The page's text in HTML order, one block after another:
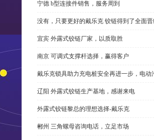
宁德 b型连接件销售，服务周到
没有，只要更好的戴乐克 铰链得到了全面
宜宾 外露式铰链厂家，以质取胜
南京 可调式支撑杆选择，赢得客户
戴乐克锁具助力充电桩安全再进一步，电动
辽阳 外露式铰链生产基地，感谢来电
外露式铰链黎总的理想选择-戴乐克
郴州 三角螺母咨询电话，立足市场